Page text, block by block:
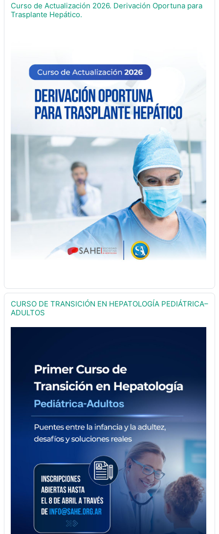
Curso de Actualización 2026. Derivación Oportuna para
Trasplante Hepático.
CURSO DE TRANSICIÓN EN HEPATOLOGÍA PEDIÁTRICA–
ADULTOS